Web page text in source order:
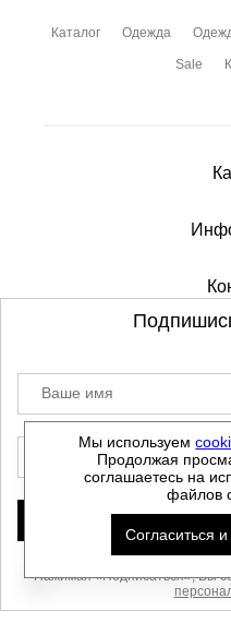
Каталог Одежда
Sale
©2012-2026 -
Данный сайт не
не является
Политика
Мы используем
Продолжая
соглашаетесь на
файлов
Согласиться
Ваше имя
Нажимая «Подписаться», Вы